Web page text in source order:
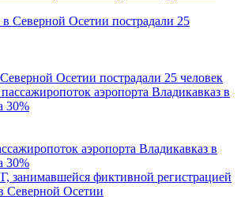
Осетии пострадали 25 человек
аэропорта Владикавказ в
30%